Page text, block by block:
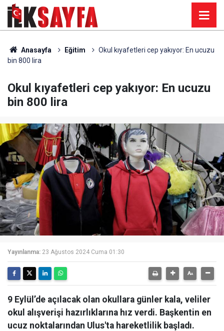
Anasayfa Eğitim
Okul kıyafetleri cep yakıyor: En ucuzu
bin 800 lira
Okul kıyafetleri cep yakıyor: En ucuzu
bin 800 lira
Yayınlanma: 23 Ağustos 2024 Cuma 01:30
9 Eylül’de açılacak olan okullara günler kala, veliler
okul alışverişi hazırlıklarına hız verdi. Başkentin en
ucuz noktalarından Ulus'ta hareketlilik başladı.